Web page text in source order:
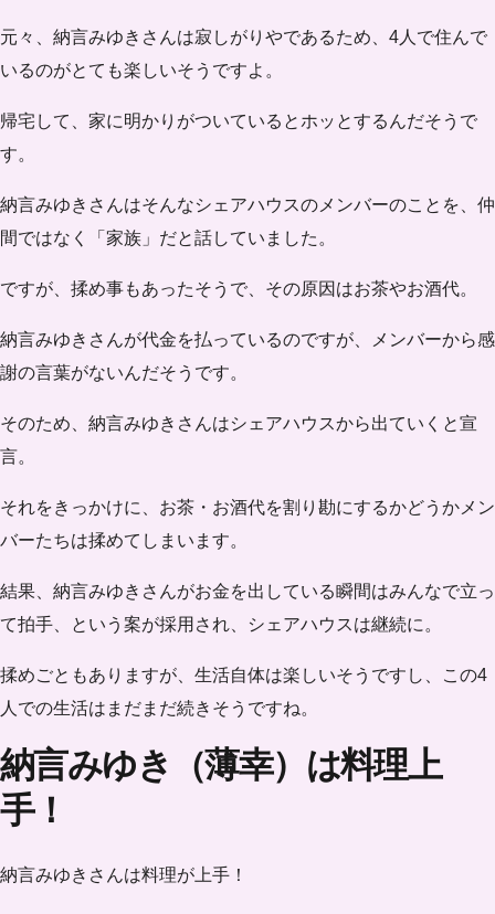
元々、納言みゆきさんは寂しがりやであるため、4人で住んで
いるのがとても楽しいそうですよ。
帰宅して、家に明かりがついているとホッとするんだそうで
す。
納言みゆきさんはそんなシェアハウスのメンバーのことを、仲
間ではなく「家族」だと話していました。
ですが、揉め事もあったそうで、その原因はお茶やお酒代。
納言みゆきさんが代金を払っているのですが、メンバーから感
謝の言葉がないんだそうです。
そのため、納言みゆきさんはシェアハウスから出ていくと宣
言。
それをきっかけに、お茶・お酒代を割り勘にするかどうかメン
バーたちは揉めてしまいます。
結果、納言みゆきさんがお金を出している瞬間はみんなで立っ
て拍手、という案が採用され、シェアハウスは継続に。
揉めごともありますが、生活自体は楽しいそうですし、この4
人での生活はまだまだ続きそうですね。
納言みゆき（薄幸）は料理上
手！
納言みゆきさんは料理が上手！